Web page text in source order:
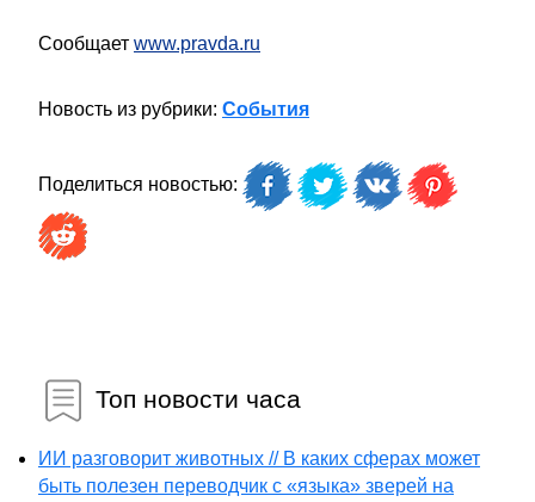
Сообщает www.pravda.ru
Новость из рубрики: События
Поделиться новостью:
Топ новости часа
ИИ разговорит животных // В каких сферах может
быть полезен переводчик с «языка» зверей на